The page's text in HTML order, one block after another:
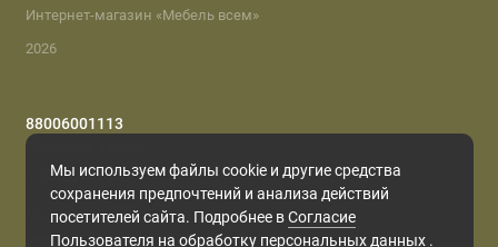
Мы используем файлы cookie и другие средства
сохранения предпочтений и анализа действий
посетителей сайта. Подробнее вСогласие
Пользователя на обработку персональных данных .
Интернет-магазин «Мебель всем»
2026
88006001113
Обратный звонок
с 8.00 до 22.00
Мы в сети